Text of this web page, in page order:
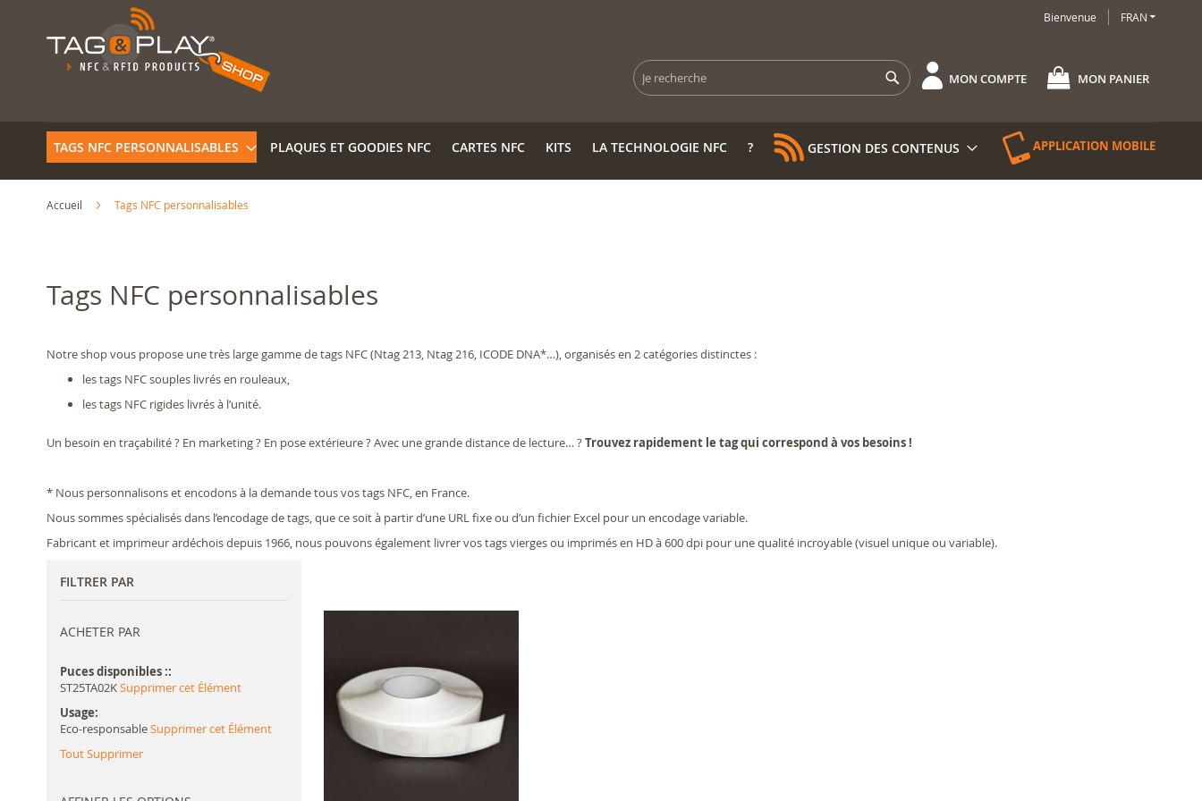
contenu
LANGUE
FRAN
Bienvenue
MON COMPTE MON PANIER
Rechercher
Rechercher
TAGS NFC PERSONNALISABLES PLAQUES ET GOODIES NFC CARTES NFC KITS APPLICATION MOBILE
LA TECHNOLOGIE NFC ? GESTION DES CONTENUS
Accueil Tags NFC personnalisables
Tags NFC personnalisables
Notre shop vous propose une très large gamme de tags NFC (Ntag 213, Ntag 216, ICODE DNA*…), organisés en 2 catégories distinctes :
les tags NFC souples livrés en rouleaux,
les tags NFC rigides livrés à l’unité.
Un besoin en traçabilité ? En marketing ? En pose extérieure ? Avec une grande distance de lecture… ?Trouvez rapidement le tag qui correspond à vos besoins !
* Nous personnalisons et encodons à la demande tous vos tags NFC, en France.
Nous sommes spécialisés dans l’encodage de tags, que ce soit à partir d’une URL fixe ou d’un fichier Excel pour un encodage variable.
Fabricant et imprimeur ardéchois depuis 1966, nous pouvons également livrer vos tags vierges ou imprimés en HD à 600 dpi pour une qualité incroyable (visuel unique ou variable).
FILTRER PAR
ACHETER PAR
Puces disponibles :
ST25TA02KSupprimer cet Élément
Usage
Eco-responsableSupprimer cet Élément
Tout Supprimer